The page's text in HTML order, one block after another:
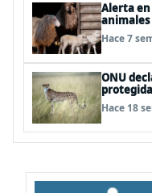
Alerta en
Hace 7
ONU
tiburón
Hace 18